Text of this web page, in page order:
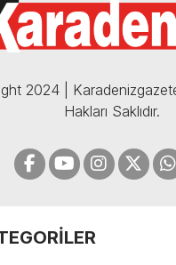
05.12.2024
2024 |
Hakları Saklıdır.